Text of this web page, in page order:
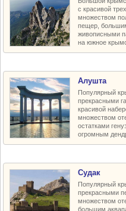
с красивой
множеством
пещер,
живописными
на южное
Алушта
Популярный
прекрасными
красивой
множеством
остатками
огромным
Судак
Популярный
прекрасными
множеством
большим